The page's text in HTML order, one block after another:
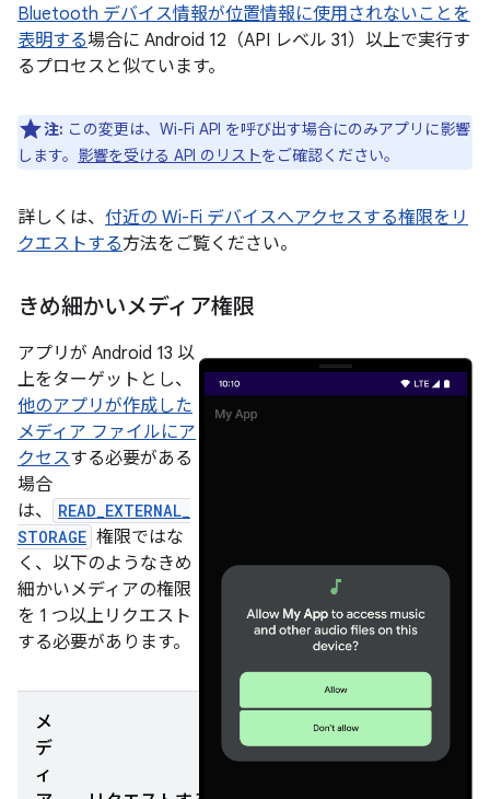
Bluetooth デバイス情報が位置情報に使用されないことを
表明する場合に Android 12（API レベル 31）以上で実行す
るプロセスと似ています。
注: この変更は、Wi-Fi API を呼び出す場合にのみアプリに影響
します。 影響を受ける API のリストをご確認ください。
詳しくは、 付近の Wi-Fi デバイスへアクセスする権限をリ
クエストする方法をご覧ください。
きめ細かいメディア権限
アプリが Android 13 以
上をターゲットとし、
他のアプリが作成した
メディア ファイルにア
クセスする必要がある
場合
は、
READ_EXTERNAL_
STORAGE 権限ではな
く、以下のようなきめ
細かいメディアの権限
を 1 つ以上リクエスト
する必要があります。
メ
デ
ィ